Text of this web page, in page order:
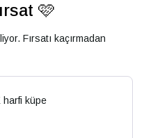
🩷
Fırsatı kaçırmadan
harfi küpe